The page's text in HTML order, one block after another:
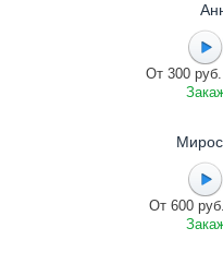
От 300
От 600